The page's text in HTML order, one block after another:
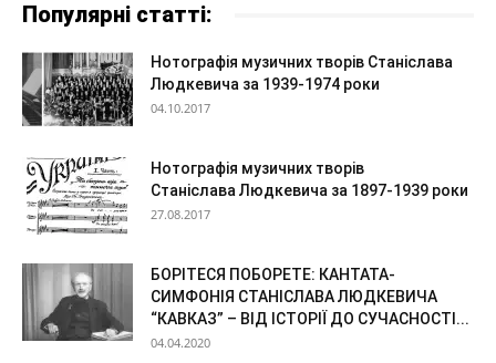
Популярні статті:
Нотографія музичних творів Станіслава
Людкевича за 1939-1974 роки
04.10.2017
Нотографія музичних творів
Станіслава Людкевича за 1897-1939 роки
27.08.2017
БОРІТЕСЯ ПОБОРЕТЕ: КАНТАТА-
СИМФОНІЯ СТАНІСЛАВА ЛЮДКЕВИЧА
“КАВКАЗ” – ВІД ІСТОРІЇ ДО СУЧАСНОСТІ...
04.04.2020